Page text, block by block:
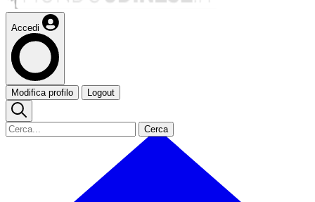
Accedi
Modifica profilo Logout
Cerca